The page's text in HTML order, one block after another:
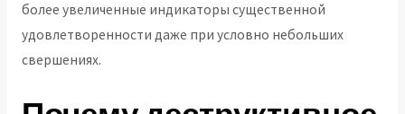
более увеличенные индикаторы существенной
удовлетворенности даже при условно небольших
свершениях.